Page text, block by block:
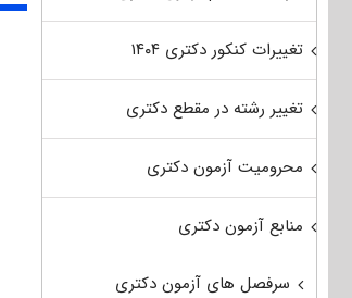
تغییرات کنکور دکتری ۱۴۰۴
تغییر رشته در مقطع دکتری
محرومیت آزمون دکتری
منابع آزمون دکتری
سرفصل های آزمون دکتری